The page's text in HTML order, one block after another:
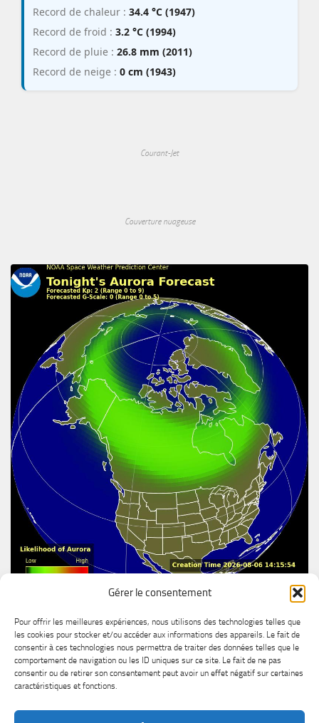
Gérer le consentement
Pour offrir les meilleures expériences, nous utilisons des technologies telles que
les cookies pour stocker et/ou accéder aux informations des appareils. Le fait de
consentir à ces technologies nous permettra de traiter des données telles que le
comportement de navigation ou les ID uniques sur ce site. Le fait de ne pas
consentir ou de retirer son consentement peut avoir un effet négatif sur certaines
caractéristiques et fonctions.
Record de chaleur : 34.4 °C (1947)
Record de froid : 3.2 °C (1994)
Record de pluie : 26.8 mm (2011)
Record de neige : 0 cm (1943)
Courant-Jet
Couverture nuageuse